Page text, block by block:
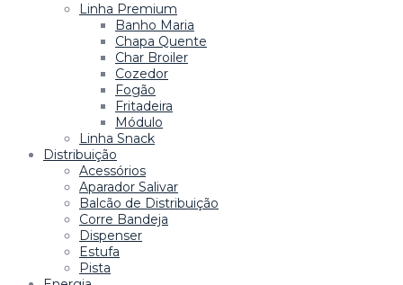
Linha Premium
Banho Maria
Chapa Quente
Char Broiler
Cozedor
Fogão
Fritadeira
Módulo
Linha Snack
Distribuição
Acessórios
Aparador Salivar
Balcão de Distribuição
Corre Bandeja
Dispenser
Estufa
Pista